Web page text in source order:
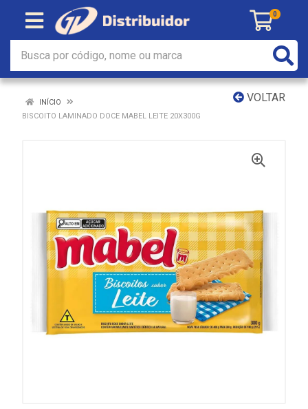
0
VOLTAR
INÍCIO
BISCOITO LAMINADO DOCE MABEL LEITE 20X300G